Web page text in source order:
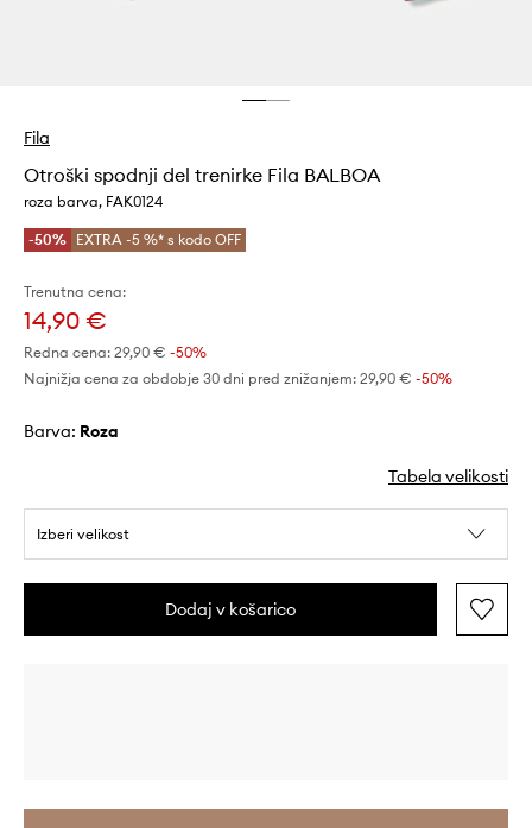
Fila
Otroški spodnji del trenirke Fila BALBOA
roza barva, FAK0124
-50% EXTRA -5 %* s kodo OFF
Trenutna cena:
14,90 €
Redna cena: 29,90 € -50%
Najnižja cena za obdobje 30 dni pred znižanjem: 29,90 € -50%
Barva: roza
Tabela velikosti
Izberi velikost
Dodaj v košarico